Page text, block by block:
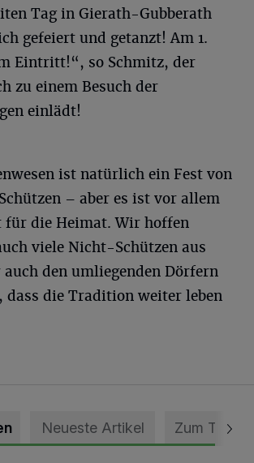
Tag in Gierath-Gubberath
gefeiert und getanzt! Am 1.
Eintritt!“, so Schmitz, der
zu einem Besuch der
einlädt!
ist natürlich ein Fest von
– aber es ist vor allem
für die Heimat. Wir hoffen
viele Nicht-Schützen aus
den umliegenden Dörfern
dass die Tradition weiter leben
Neueste Artikel Zum Thema